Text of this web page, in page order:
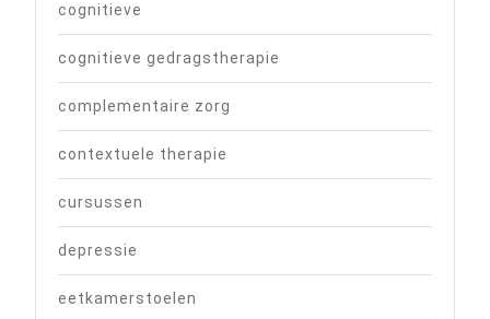
cognitieve
cognitieve gedragstherapie
complementaire zorg
contextuele therapie
cursussen
depressie
eetkamerstoelen